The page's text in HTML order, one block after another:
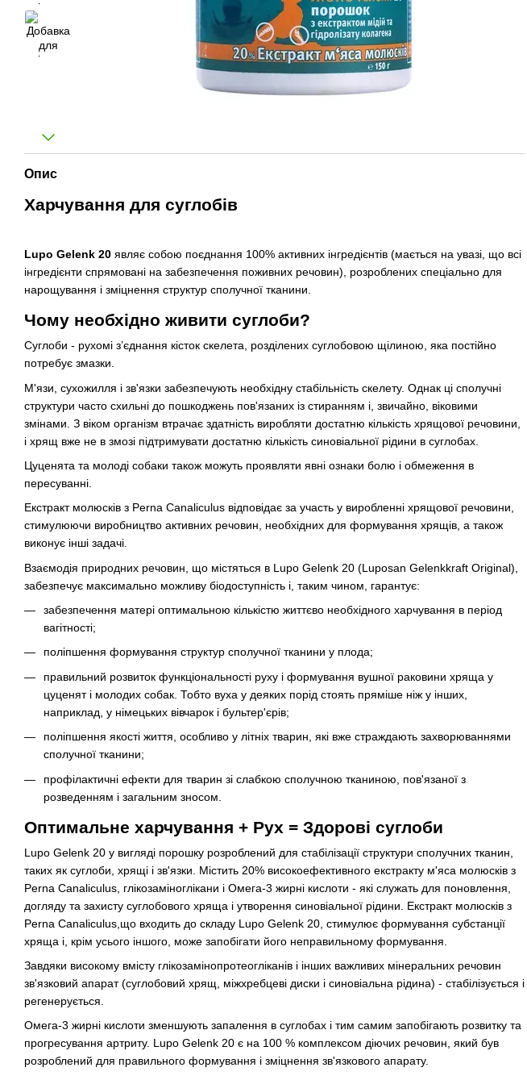
Опис
Харчування для суглобів
Lupo Gelenk 20 являє собою поєднання 100% активних інгредієнтів (мається на увазі, що всі
інгредієнти спрямовані на забезпечення поживних речовин), розроблених спеціально для
нарощування і зміцнення структур сполучної тканини.
Чому необхідно живити суглоби?
Суглоби - рухомі з’єднання кісток скелета, розділених суглобовою щілиною, яка постійно
потребує змазки.
М'язи, сухожилля і зв'язки забезпечують необхідну стабільність скелету. Однак ці сполучні
структури часто схильні до пошкоджень пов'язаних із стиранням і, звичайно, віковими
змінами. З віком організм втрачає здатність виробляти достатню кількість хрящової речовини,
і хрящ вже не в змозі підтримувати достатню кількість синовіальної рідини в суглобах.
Цуценята та молоді собаки також можуть проявляти явні ознаки болю і обмеження в
пересуванні.
Екстракт молюсків з Perna Canaliculus відповідає за участь у виробленні хрящової речовини,
стимулюючи виробництво активних речовин, необхідних для формування хрящів, а також
виконує інші задачі.
Взаємодія природних речовин, що містяться в Lupo Gelenk 20 (Luposan Gelenkkraft Original),
забезпечує максимально можливу біодоступність і, таким чином, гарантує:
забезпечення матері оптимальною кількістю життєво необхідного харчування в період
вагітності;
поліпшення формування структур сполучної тканини у плода;
правильний розвиток функціональності руху і формування вушної раковини хряща у
цуценят і молодих собак. Тобто вуха у деяких порід стоять пряміше ніж у інших,
наприклад, у німецьких вівчарок і бультер'єрів;
поліпшення якості життя, особливо у літніх тварин, які вже страждають захворюваннями
сполучної тканини;
профілактичні ефекти для тварин зі слабкою сполучною тканиною, пов'язаної з
розведенням і загальним зносом.
Оптимальне харчування + Рух = Здорові суглоби
Lupo Gelenk 20 у вигляді порошку розроблений для стабілізації структури сполучних тканин,
таких як суглоби, хрящі і зв'язки. Містить 20% високоефективного екстракту м'яса молюсків з
Perna Canaliculus, глікозаміноглікани і Омега-3 жирні кислоти - які служать для поновлення,
догляду та захисту суглобового хряща і утворення синовіальної рідини. Екстракт молюсків з
Perna Canaliculus,що входить до складу Lupo Gelenk 20, стимулює формування субстанції
хряща і, крім усього іншого, може запобігати його неправильному формування.
Завдяки високому вмісту глікозамінопротеогліканів і інших важливих мінеральних речовин
зв'язковий апарат (суглобовий хрящ, міжхребцеві диски і синовіальна рідина) - стабілізується і
регенерується.
Омега-3 жирні кислоти зменшують запалення в суглобах і тим самим запобігають розвитку та
прогресування артриту. Lupo Gelenk 20 є на 100 % комплексом діючих речовин, який був
розроблений для правильного формування і зміцнення зв'язкового апарату.